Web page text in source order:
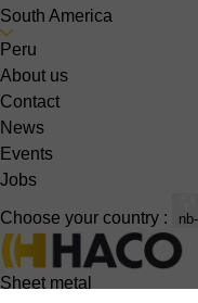
South America
Peru
About us
Contact
News
Events
Jobs
Choose your country :
Sheet metal